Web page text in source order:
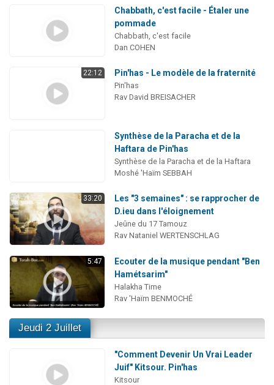
Chabbath, c'est facile - Étaler une
pommade
Chabbath, c'est facile
Dan COHEN
22:12 Pin'has - Le modèle de la fraternité
Pin'has
Rav David BREISACHER
Synthèse de la Paracha et de la
Haftara de Pin'has
Synthèse de la Paracha et de la Haftara
Moshé 'Haïm SEBBAH
33:20
Les "3 semaines" : se rapprocher de
D.ieu dans l'éloignement
Jeûne du 17 Tamouz
Rav Nataniel WERTENSCHLAG
5:47
Ecouter de la musique pendant "Ben
Hamétsarim"
Halakha Time
Rav 'Haïm BENMOCHÉ
Jeudi 2 Juillet
"Comment Devenir Un Vrai Leader
Juif" Kitsour. Pin'has
Kitsour